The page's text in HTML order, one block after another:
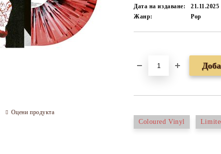
Дата на издаване:
21.11.2025
Жанр:
Pop
Coloured Vinyl
Оцени продукта